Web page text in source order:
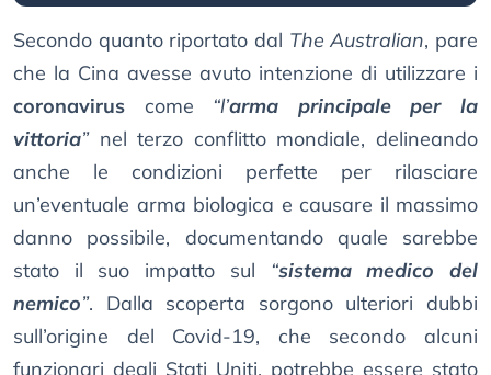
Secondo quanto riportato dal The Australian, pare
che la Cina avesse avuto intenzione di utilizzare i
coronavirus come “l’arma principale per la
vittoria”nel terzo conflitto mondiale, delineando
anche le condizioni perfette per rilasciare
un’eventuale arma biologica e causare il massimo
danno possibile, documentando quale sarebbe
stato il suo impatto sul
“sistema medico del
nemico”. Dalla scoperta sorgono ulteriori dubbi
sull’origine del Covid-19, che secondo alcuni
funzionari degli Stati Uniti, potrebbe essere stato